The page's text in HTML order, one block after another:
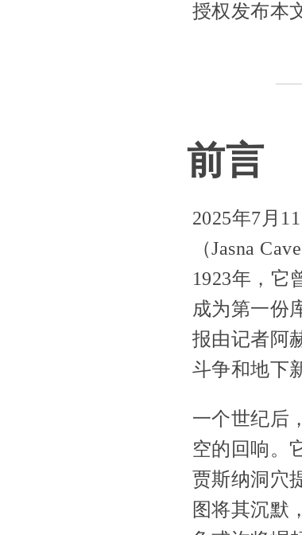
授权发布本
前言
2025年7月
（Jasna
1923年，它
成为第一份
报由记者阿
斗争和地下
一个世纪后
空的回响。
贾斯纳洞穴
图将其沉默